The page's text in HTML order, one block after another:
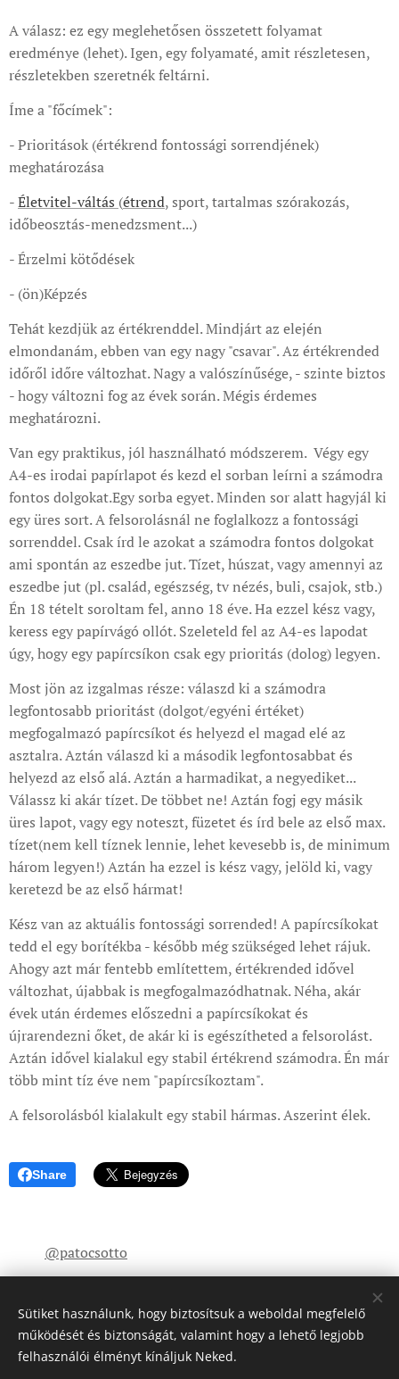
A válasz: ez egy meglehetősen összetett folyamat
eredménye (lehet). Igen, egy folyamaté, amit részletesen,
részletekben szeretnék feltárni.
Íme a "főcímek":
- Prioritások (értékrend fontossági sorrendjének)
meghatározása
-Életvitel-váltás (étrend, sport, tartalmas szórakozás,
időbeosztás-menedzsment...)
- Érzelmi kötődések
- (ön)Képzés
Tehát kezdjük az értékrenddel. Mindjárt az elején
elmondanám, ebben van egy nagy "csavar". Az értékrended
időről időre változhat. Nagy a valószínűsége, - szinte biztos
- hogy változni fog az évek során. Mégis érdemes
meghatározni.
Van egy praktikus, jól használható módszerem. Végy egy
A4-es irodai papírlapot és kezd el sorban leírni a számodra
fontos dolgokat.Egy sorba egyet. Minden sor alatt hagyjál ki
egy üres sort. A felsorolásnál ne foglalkozz a fontossági
sorrenddel. Csak írd le azokat a számodra fontos dolgokat
ami spontán az eszedbe jut. Tízet, húszat, vagy amennyi az
eszedbe jut (pl. család, egészség, tv nézés, buli, csajok, stb.)
Én 18 tételt soroltam fel, anno 18 éve. Ha ezzel kész vagy,
keress egy papírvágó ollót. Szeleteld fel az A4-es lapodat
úgy, hogy egy papírcsíkon csak egy prioritás (dolog) legyen.
Most jön az izgalmas része: válaszd ki a számodra
legfontosabb prioritást (dolgot/egyéni értéket)
megfogalmazó papírcsíkot és helyezd el magad elé az
asztalra. Aztán válaszd ki a második legfontosabbat és
helyezd az első alá. Aztán a harmadikat, a negyediket...
Válassz ki akár tízet. De többet ne! Aztán fogj egy másik
üres lapot, vagy egy noteszt, füzetet és írd bele az első max.
tízet(nem kell tíznek lennie, lehet kevesebb is, de minimum
három legyen!) Aztán ha ezzel is kész vagy, jelöld ki, vagy
keretezd be az első hármat!
Kész van az aktuális fontossági sorrended! A papírcsíkokat
tedd el egy borítékba - később még szükséged lehet rájuk.
Ahogy azt már fentebb említettem, értékrended idővel
változhat, újabbak is megfogalmazódhatnak. Néha, akár
évek után érdemes előszedni a papírcsíkokat és
újrarendezni őket, de akár ki is egészítheted a felsorolást.
Aztán idővel kialakul egy stabil értékrend számodra. Én már
több mint tíz éve nem "papírcsíkoztam".
A felsorolásból kialakult egy stabil hármas. Aszerint élek.
Share
@patocsotto
Sütiket használunk, hogy biztosítsuk a weboldal megfelelő
működését és biztonságát, valamint hogy a lehető legjobb
felhasználói élményt kínáljuk Neked.